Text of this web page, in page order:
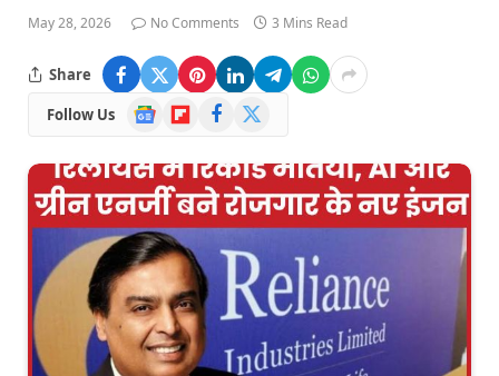
May 28, 2026 No Comments 3 Mins Read
Share
Follow Us
Google
News
FlipboardFacebook